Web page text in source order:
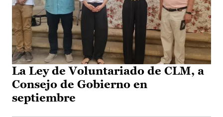
La Ley de Voluntariado de CLM, a
Consejo de Gobierno en
septiembre